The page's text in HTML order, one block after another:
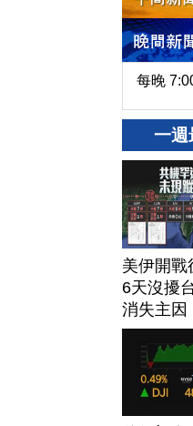
每晚
一週
美伊開戰
6天沒擾
消失主因